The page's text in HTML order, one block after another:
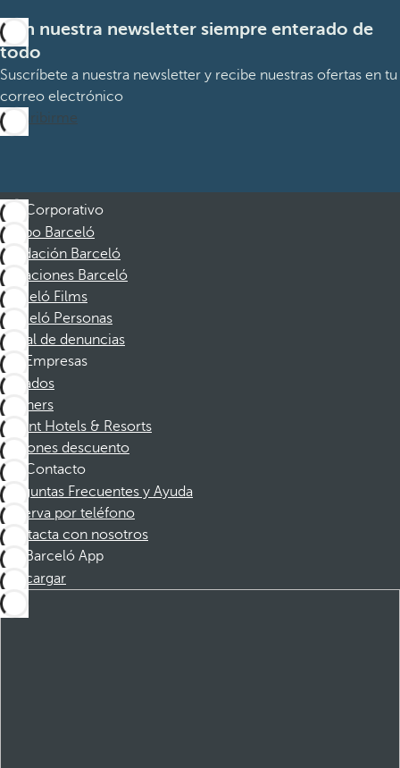
Con nuestra newsletter siempre enterado de
todo
Suscríbete a nuestra newsletter y recibe nuestras ofertas en tu
correo electrónico
Suscribirme
Corporativo
Grupo Barceló
Fundación Barceló
Vacaciones Barceló
Barceló Films
Barceló Personas
Canal de denuncias
Empresas
Afiliados
Partners
Dorint Hotels & Resorts
Cupones descuento
Contacto
Preguntas Frecuentes y Ayuda
Reserva por teléfono
Contacta con nosotros
Barceló App
Descargar